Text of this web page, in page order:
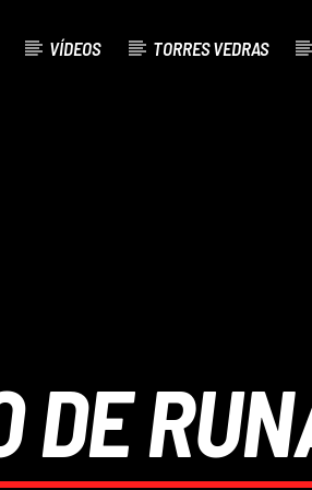
VÍDEOS TORRES VEDRAS
DE